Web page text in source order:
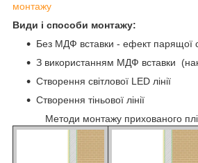
монтажу
Види і способи монтажу:
Без МДФ вставки - ефект парящої
З використанням МДФ вставки
Створення світлової LED лінії
Створення тіньової лінії
Методи монтажу прихованого